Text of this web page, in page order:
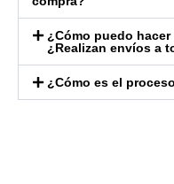
¿Cómo puedo
¿Realizan envíos a
¿Cómo es el